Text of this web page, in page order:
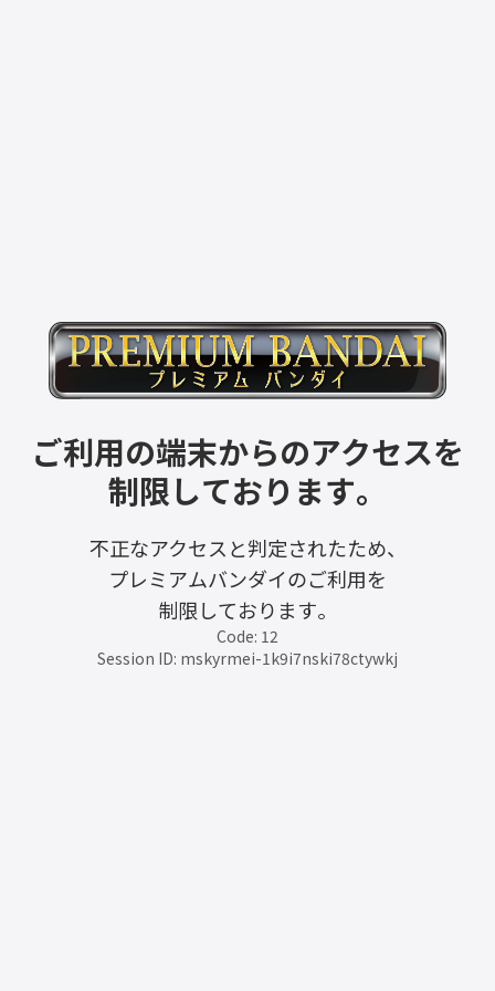
ご利用の端末からのアクセスを
制限しております。
不正なアクセスと判定されたため、
プレミアムバンダイのご利用を
制限しております。
Code: 12
Session ID: mskyrmei-1k9i7nski78ctywkj